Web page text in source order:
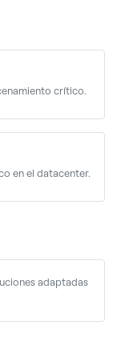
crítico.
en el datacenter.
adaptadas